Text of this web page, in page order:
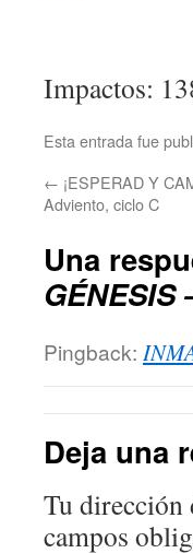
Impactos:
Esta entrada fue
← ¡ESPERAD Y
Adviento, ciclo C
Una
GÉNESIS
Pingback:
Deja una
Tu dirección
campos